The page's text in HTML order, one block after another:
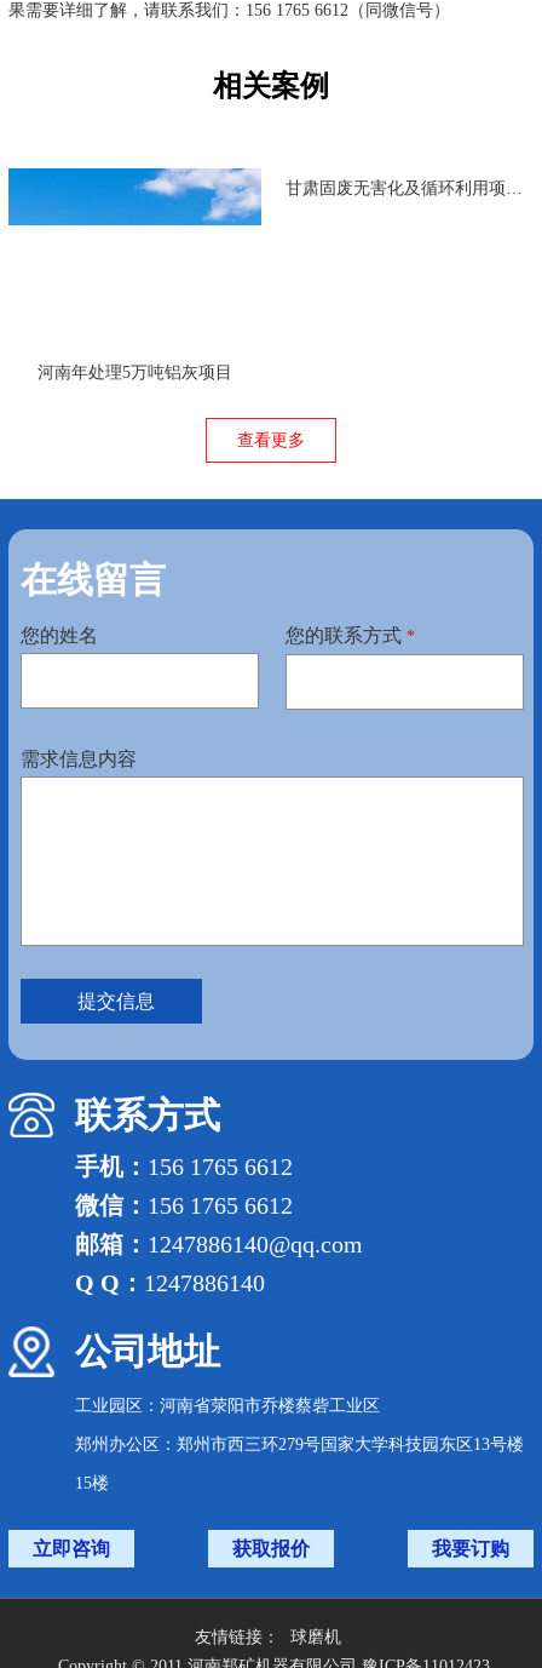
果需要详细了解，请联系我们：156 1765 6612（同微信号）
相关案例
甘肃固废无害化及循环利用项目一期项目 河南铝灰处理中试生
查看更多
在线留言
您的姓名 您的联系方式*
需求信息内容
联系方式
手机： 156 1765 6612
微信： 156 1765 6612
邮箱： 1247886140@qq.com
Q Q： 1247886140
公司地址
工业园区：河南省荥阳市乔楼蔡砦工业区
郑州办公区：郑州市西三环279号国家大学科技园东区13号楼
15楼
立即咨询 获取报价 我要订购
友情链接：
球磨机